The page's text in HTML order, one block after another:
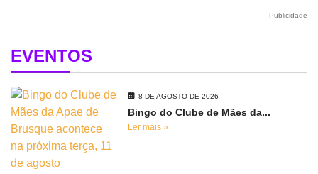
Publicidade
EVENTOS
8 DE AGOSTO DE 2026
Bingo do Clube de Mães da...
Ler mais »